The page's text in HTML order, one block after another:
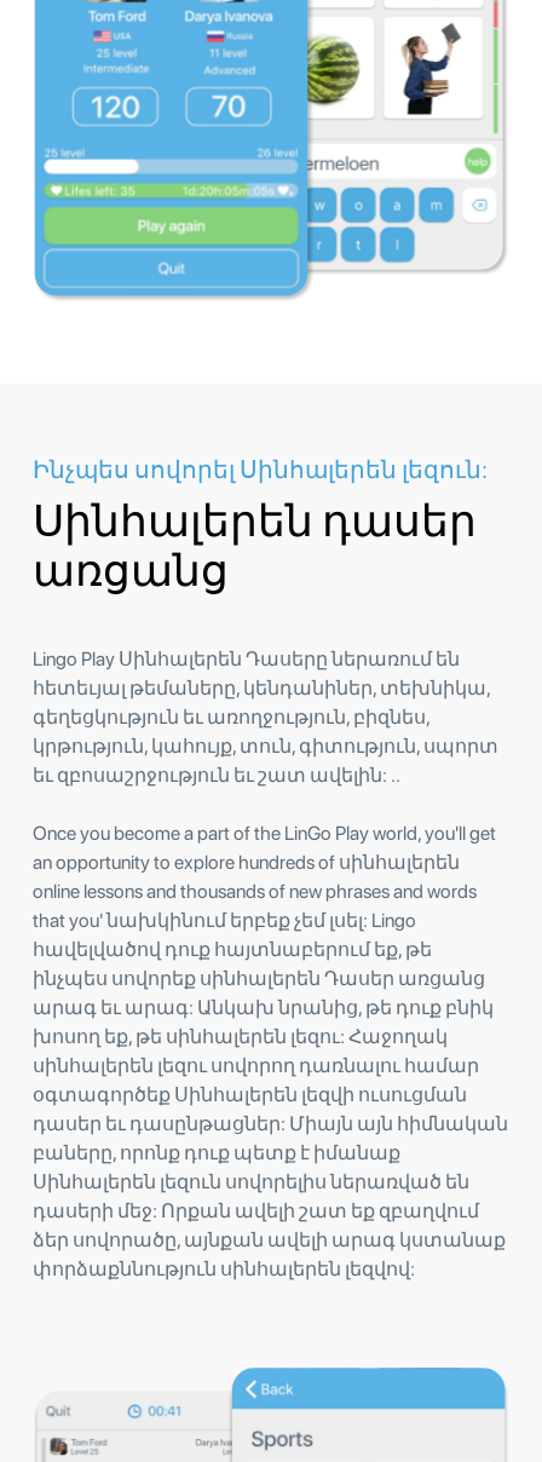
Ինչպես սովորել Սինհալերեն լեզուն:
Սինհալերեն դասեր
առցանց
Lingo Play Սինհալերեն Դասերը ներառում են
հետեւյալ թեմաները, կենդանիներ, տեխնիկա,
գեղեցկություն եւ առողջություն, բիզնես,
կրթություն, կահույք, տուն, գիտություն, սպորտ
եւ զբոսաշրջություն եւ շատ ավելին: ..
Once you become a part of the LinGo Play world, you'll get
an opportunity to explore hundreds of սինհալերեն
online lessons and thousands of new phrases and words
that you' նախկինում երբեք չեմ լսել: Lingo
հավելվածով դուք հայտնաբերում եք, թե
ինչպես սովորեք սինհալերեն Դասեր առցանց
արագ եւ արագ: Անկախ նրանից, թե դուք բնիկ
խոսող եք, թե սինհալերեն լեզու: Հաջողակ
սինհալերեն լեզու սովորող դառնալու համար
օգտագործեք Սինհալերեն լեզվի ուսուցման
դասեր եւ դասընթացներ: Միայն այն հիմնական
բաները, որոնք դուք պետք է իմանաք
Սինհալերեն լեզուն սովորելիս ներառված են
դասերի մեջ: Որքան ավելի շատ եք զբաղվում
ձեր սովորածը, այնքան ավելի արագ կստանաք
փորձաքննություն սինհալերեն լեզվով: